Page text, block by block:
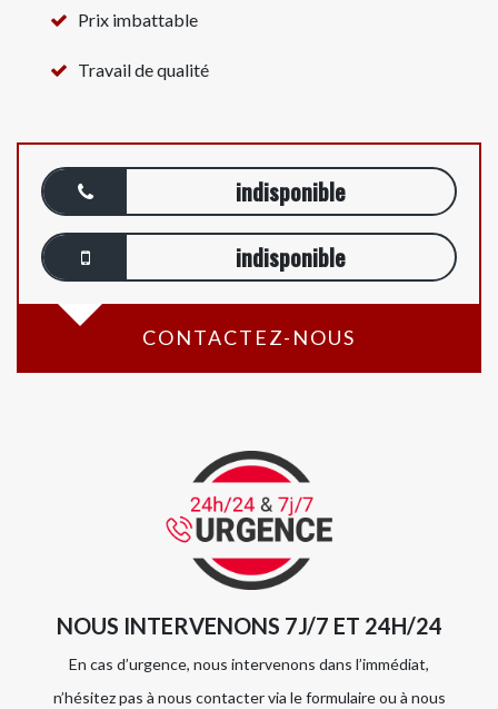
Prix imbattable
Travail de qualité
indisponible
indisponible
CONTACTEZ-NOUS
NOUS INTERVENONS 7J/7 ET 24H/24
En cas d’urgence, nous intervenons dans l’immédiat,
n’hésitez pas à nous contacter via le formulaire ou à nous